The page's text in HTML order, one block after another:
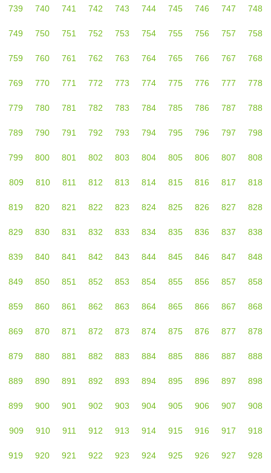
739 740 741 742 743 744 745 746 747 748
749 750 751 752 753 754 755 756 757 758
759 760 761 762 763 764 765 766 767 768
769 770 771 772 773 774 775 776 777 778
779 780 781 782 783 784 785 786 787 788
789 790 791 792 793 794 795 796 797 798
799 800 801 802 803 804 805 806 807 808
809 810 811 812 813 814 815 816 817 818
819 820 821 822 823 824 825 826 827 828
829 830 831 832 833 834 835 836 837 838
839 840 841 842 843 844 845 846 847 848
849 850 851 852 853 854 855 856 857 858
859 860 861 862 863 864 865 866 867 868
869 870 871 872 873 874 875 876 877 878
879 880 881 882 883 884 885 886 887 888
889 890 891 892 893 894 895 896 897 898
899 900 901 902 903 904 905 906 907 908
909 910 911 912 913 914 915 916 917 918
919 920 921 922 923 924 925 926 927 928